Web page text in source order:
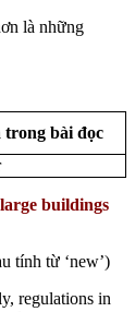
là những
bài đọc
buildings
tính từ ‘new’)
regulations in